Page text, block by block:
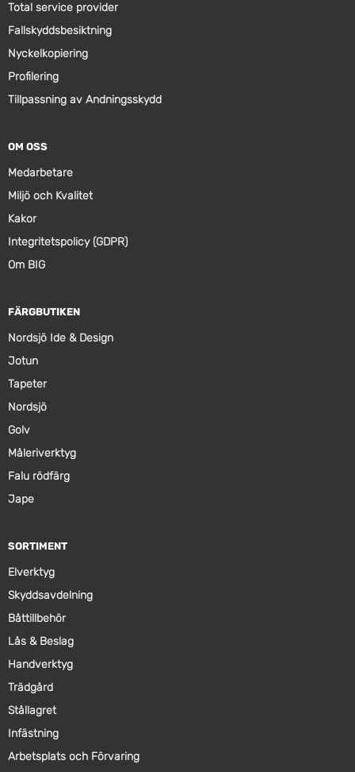
Total service provider
Fallskyddsbesiktning
Nyckelkopiering
Profilering
Tillpassning av Andningsskydd
OM OSS
Medarbetare
Miljö och Kvalitet
Kakor
Integritetspolicy (GDPR)
Om BIG
FÄRGBUTIKEN
Nordsjö Ide & Design
Jotun
Tapeter
Nordsjö
Golv
Måleriverktyg
Falu rödfärg
Jape
SORTIMENT
Elverktyg
Skyddsavdelning
Båttillbehör
Lås & Beslag
Handverktyg
Trädgård
Stållagret
Infästning
Arbetsplats och Förvaring